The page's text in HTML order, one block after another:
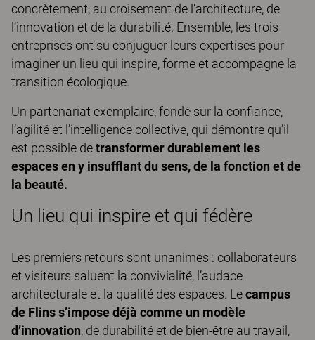
concrètement, au croisement de l’architecture, de
l’innovation et de la durabilité. Ensemble, les trois
entreprises ont su conjuguer leurs expertises pour
imaginer un lieu qui inspire, forme et accompagne la
transition écologique.
Un partenariat exemplaire, fondé sur la confiance,
l’agilité et l’intelligence collective, qui démontre qu’il
est possible detransformer durablement les
espaces en y insufflant du sens, de la fonction et de
la beauté.
Un lieu qui inspire et qui fédère
Les premiers retours sont unanimes : collaborateurs
et visiteurs saluent la convivialité, l’audace
architecturale et la qualité des espaces. Lecampus
de Flins s’impose déjà comme un modèle
d’innovation, de durabilité et de bien-être au travail,